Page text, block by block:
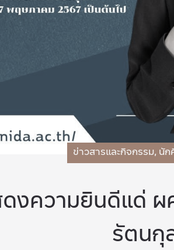
ข่าวสารและกิจกรรม, นัก
งความยินดีแด่
รัตนกุ